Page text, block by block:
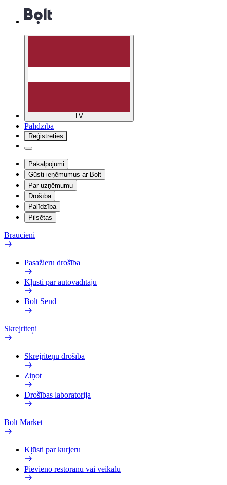
LV
Palīdzība
Reģistrēties
Pakalpojumi
Gūsti ieņēmumus ar Bolt
Par uzņēmumu
Drošība
Palīdzība
Pilsētas
Braucieni
Pasažieru drošība
Kļūsti par autovadītāju
Bolt Send
Skrejriteņi
Skrejriteņu drošība
Ziņot
Drošības laboratorija
Bolt Market
Kļūsti par kurjeru
Pievieno restorānu vai veikalu